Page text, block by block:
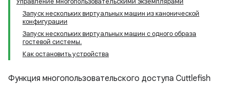
Запуск нескольких виртуальных машин из канонической
конфигурации
Запуск нескольких виртуальных машин с одного образа
гостевой системы.
Как остановить устройства
Функция многопользовательского доступа Cuttlefish